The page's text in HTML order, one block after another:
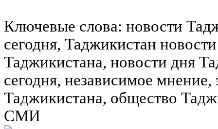
Ключевые слова: новости
сегодня, Таджикистан
Таджикистана, новости дня
сегодня, независимое
Таджикистана, общество
СМИ